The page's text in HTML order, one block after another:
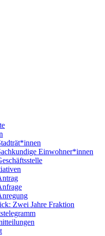
Einwohner*innen
Zwei Jahre Fraktion